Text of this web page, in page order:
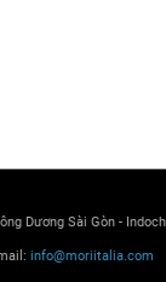
Dương Sài Gòn -
info@moriitalia.com